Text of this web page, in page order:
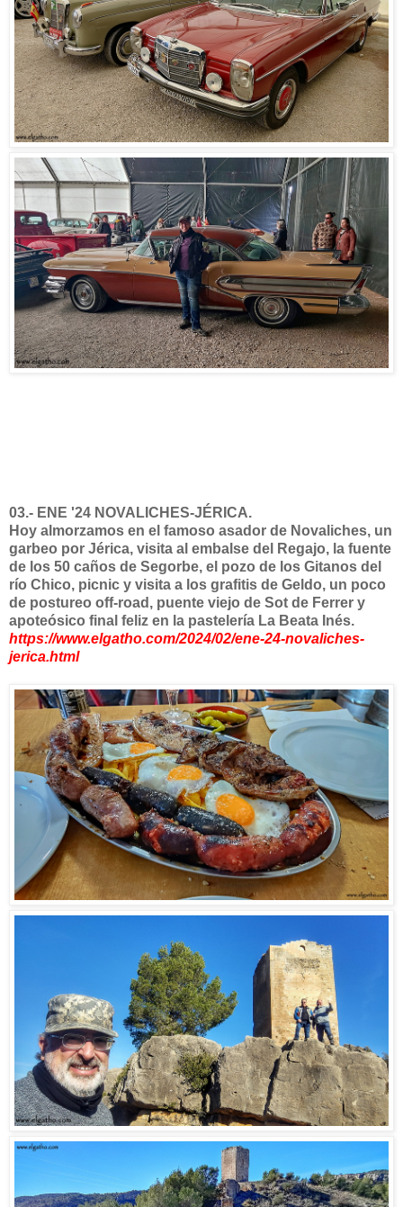
03.- ENE '24 NOVALICHES-JÉRICA.
Hoy almorzamos en el famoso asador de Novaliches, un
garbeo por Jérica, visita al embalse del Regajo, la fuente
de los 50 caños de Segorbe, el pozo de los Gitanos del
río Chico, picnic y visita a los grafitis de Geldo, un poco
de postureo off-road, puente viejo de Sot de Ferrer y
apoteósico final feliz en la pastelería La Beata Inés.
https://www.elgatho.com/2024/02/ene-24-novaliches-
jerica.html